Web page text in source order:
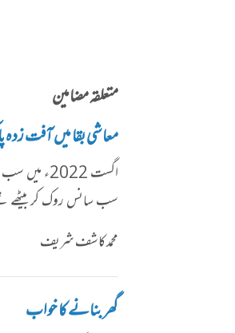
متعلقہ مضامین
معاشی بقا میں آفت زدہ
اگست
سب سانس روک کر بیٹھے تھے کہ
محمد کاشف شریف
گھر بنانے کا خواب